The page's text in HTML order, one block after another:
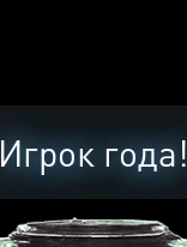
Игрок года!